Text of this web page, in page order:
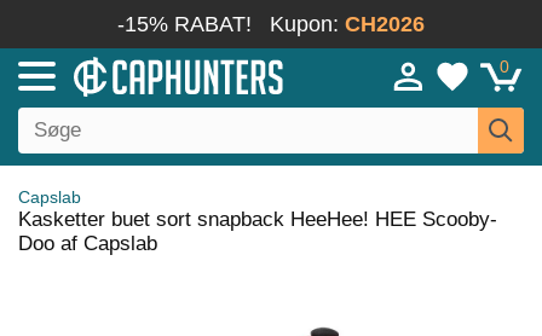
-15% RABAT! Kupon: CH2026
0
Capslab
Kasketter buet sort snapback HeeHee! HEE Scooby-
Doo af Capslab